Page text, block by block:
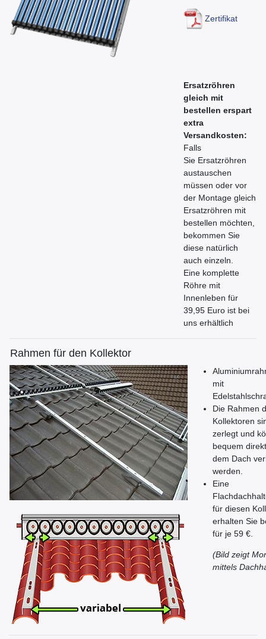
Zertifikat
Ersatzröhren
gleich mit
bestellen erspart
extra
Versandkosten:
Falls
Sie Ersatzröhren
austauschen
müssen oder vor
der Montage gleich
Ersatzröhren mit
bestellen möchten,
bekommen Sie
diese natürlich
auch einzeln.
Eine komplette
Röhre mit
Innenleben für
39,95 Euro ist bei
uns erhältlich
Rahmen für den Kollektor
mit
Die Rahmen
Kollektoren
zerlegt und
bequem
dem Dach
werden.
Eine
für diesen
erhalten Sie
für je 59 €.
(Bild zeigt
mittels